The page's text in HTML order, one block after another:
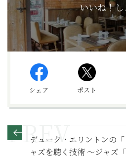
いいね！し
シェア ポスト
デューク・エリントンの
ャズを聴く技術 〜ジャズ